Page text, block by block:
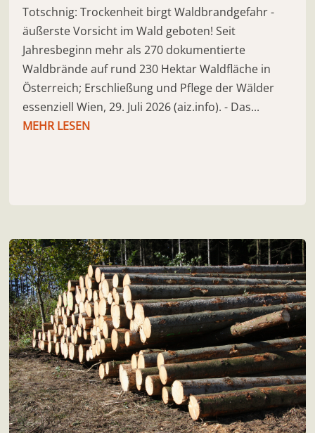
Totschnig: Trockenheit birgt Waldbrandgefahr -
äußerste Vorsicht im Wald geboten! Seit
Jahresbeginn mehr als 270 dokumentierte
Waldbrände auf rund 230 Hektar Waldfläche in
Österreich; Erschließung und Pflege der Wälder
essenziell Wien, 29. Juli 2026 (aiz.info). - Das...
MEHR LESEN